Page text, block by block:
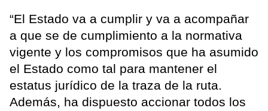
“El Estado va a cumplir y va a acompañar
a que se de cumplimiento a la normativa
vigente y los compromisos que ha asumido
el Estado como tal para mantener el
estatus jurídico de la traza de la ruta.
Además, ha dispuesto accionar todos los